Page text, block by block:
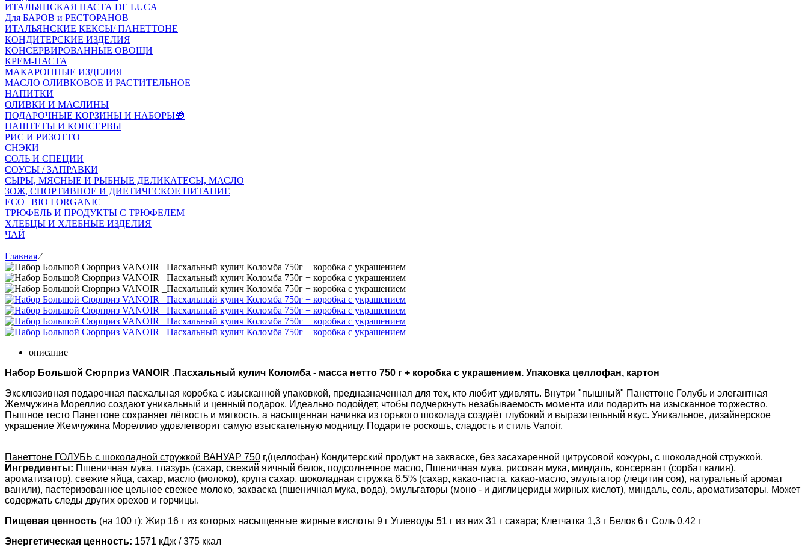
ИТАЛЬЯНСКАЯ ПАСТА DE LUCA
Для БАРОВ и РЕСТОРАНОВ
ИТАЛЬЯНСКИЕ КЕКСЫ/ ПАНЕТТОНЕ
КОНДИТЕРСКИЕ ИЗДЕЛИЯ
КОНСЕРВИРОВАННЫЕ ОВОЩИ
КРЕМ-ПАСТА
МАКАРОННЫЕ ИЗДЕЛИЯ
МАСЛО ОЛИВКОВОЕ И РАСТИТЕЛЬНОЕ
НАПИТКИ
ОЛИВКИ И МАСЛИНЫ
ПОДАРОЧНЫЕ КОРЗИНЫ И НАБОРЫ🎁
ПАШТЕТЫ И КОНСЕРВЫ
РИС И РИЗОТТО
СНЭКИ
СОЛЬ И СПЕЦИИ
СОУСЫ / ЗАПРАВКИ
СЫРЫ, МЯСНЫЕ И РЫБНЫЕ ДЕЛИКАТЕСЫ, МАСЛО
ЗОЖ, СПОРТИВНОЕ И ДИЕТИЧЕСКОЕ ПИТАНИЕ
ECO | BIO I ORGANIC
ТРЮФЕЛЬ И ПРОДУКТЫ С ТРЮФЕЛЕМ
ХЛЕБЦЫ И ХЛЕБНЫЕ ИЗДЕЛИЯ
ЧАЙ
Главная⁄
описание
Набор Большой Сюрприз VANOIR .Пасхальный кулич Коломба - масса нетто 750 г + коробка с украшением. Упаковка целлофан, картон
Эксклюзивная подарочная пасхальная коробка с изысканной упаковкой, предназначенная для тех, кто любит удивлять. Внутри "пышный" Панеттоне Голубь и элегантная
Жемчужина Мореллио создают уникальный и ценный подарок. Идеально подойдет, чтобы подчеркнуть незабываемость момента или подарить на изысканное торжество.
Пышное тесто Панеттоне сохраняет лёгкость и мягкость, а насыщенная начинка из горького шоколада создаёт глубокий и выразительный вкус. Уникальное, дизайнерское
украшение Жемчужина Мореллио удовлетворит самую взыскательную модницу. Подарите роскошь, сладость и стиль Vanoir.
Панеттоне ГОЛУБЬ с шоколадной стружкой ВАНУАР 750 г,(целлофан) Кондитерский продукт на закваске, без засахаренной цитрусовой кожуры, с шоколадной стружкой.
Ингредиенты: Пшеничная мука, глазурь (сахар, свежий яичный белок, подсолнечное масло, Пшеничная мука, рисовая мука, миндаль, консервант (сорбат калия),
ароматизатор), свежие яйца, сахар, масло (молоко), крупа сахар, шоколадная стружка 6,5% (сахар, какао-паста, какао-масло, эмульгатор (лецитин соя), натуральный аромат
ванили), пастеризованное цельное свежее молоко, закваска (пшеничная мука, вода), эмульгаторы (моно - и диглицериды жирных кислот), миндаль, соль, ароматизаторы. Может
содержать следы других орехов и горчицы.
Пищевая ценность (на 100 г): Жир 16 г из которых насыщенные жирные кислоты 9 г Углеводы 51 г из них 31 г сахара; Клетчатка 1,3 г Белок 6 г Соль 0,42 г
Энергетическая ценность: 1571 кДж / 375 ккал